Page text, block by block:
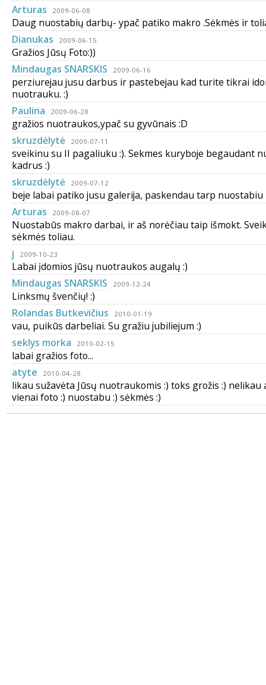
Arturas
2009-06-08
Daug nuostabių darbų- ypač patiko makro .Sėkmės ir
Dianukas
2009-06-15
Gražios Jūsų Foto:))
Mindaugas SNARSKIS
2009-06-16
perziurejau jusu darbus ir pastebejau kad turite tikrai
nuotrauku. :)
Paulina
2009-06-28
gražios nuotraukos,ypač su gyvūnais :D
skruzdėlytė
2009-07-11
sveikinu su II pagaliuku :). Sekmes kuryboje begaudant
kadrus :)
skruzdėlytė
2009-07-12
beje labai patiko jusu galerija, paskendau tarp nuostabiu
Arturas
2009-08-07
Nuostabūs makro darbai, ir aš norėčiau taip išmokt.
sėkmės toliau.
j
2009-10-23
Labai įdomios jūsų nuotraukos augalų :)
Mindaugas SNARSKIS
2009-12-24
Linksmų švenčių! :)
Rolandas Butkevičius
2010-01-19
vau, puikūs darbeliai. Su gražiu jubiliejum :)
seklys morka
2010-02-15
labai gražios foto...
atyte
2010-04-28
likau sužavėta Jūsų nuotraukomis :) toks grožis :) nelikau
vienai foto :) nuostabu :) sėkmės :)